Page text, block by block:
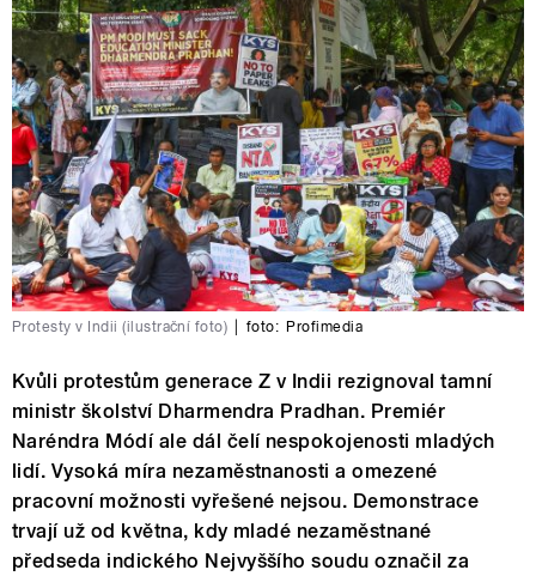
Protesty v Indii (ilustrační foto) foto: Profimedia
Kvůli protestům generace Z v Indii rezignoval tamní
ministr školství Dharmendra Pradhan. Premiér
Naréndra Módí ale dál čelí nespokojenosti mladých
lidí. Vysoká míra nezaměstnanosti a omezené
pracovní možnosti vyřešené nejsou. Demonstrace
trvají už od května, kdy mladé nezaměstnané
předseda indického Nejvyššího soudu označil za